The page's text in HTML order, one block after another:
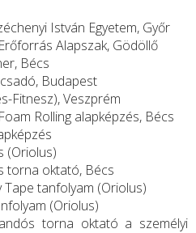
István Egyetem, Győr
Alapszak, Gödöllő
Bécs
Budapest
Fitnesz), Veszprém
Rolling alapképzés, Bécs
(Oriolus)
torna oktató, Bécs
Tape tanfolyam (Oriolus)
(Oriolus)
torna oktató a személyi